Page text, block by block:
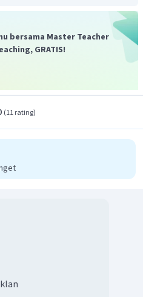
bersama Master Teacher
GRATIS!
(11 rating)